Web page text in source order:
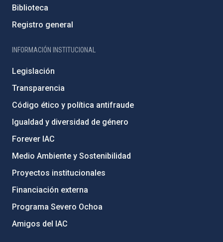
Biblioteca
Registro general
INFORMACIÓN INSTITUCIONAL
Legislación
Transparencia
Código ético y política antifraude
Igualdad y diversidad de género
Forever IAC
Medio Ambiente y Sostenibilidad
Proyectos institucionales
Financiación externa
Programa Severo Ochoa
Amigos del IAC